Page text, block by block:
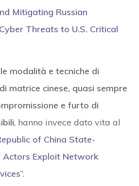
Mitigating Russian
Threats to U.S. Critical
modalità e tecniche di
matrice cinese, quasi sempre
e furto di
, hanno invece dato vita al
of China State-
Actors Exploit Network
”.